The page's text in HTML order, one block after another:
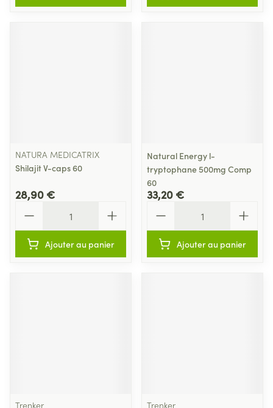
NATURA MEDICATRIX
Shilajit V-caps 60
28,90 €
Ajouter au panier
Natural Energy l-
tryptophane 500mg Comp
60
33,20 €
Ajouter au panier
Trenker Trenker